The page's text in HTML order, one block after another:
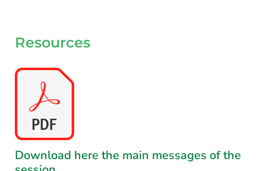
Resources
Download here the main messages of the